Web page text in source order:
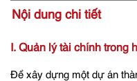
Nội dung chi tiết
I. Quản lý tài chính trong
Để xây dựng một dự án